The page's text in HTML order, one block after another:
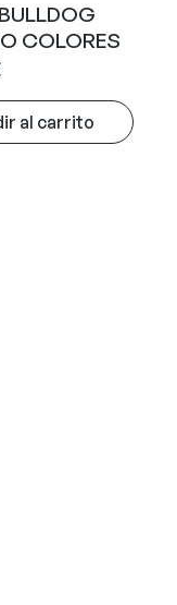
COLORES
al carrito